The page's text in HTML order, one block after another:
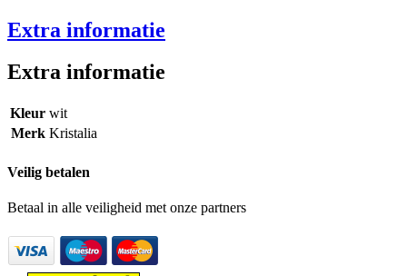
Extra informatie
Extra informatie
Kleur wit
Merk Kristalia
Veilig betalen
Betaal in alle veiligheid met onze partners